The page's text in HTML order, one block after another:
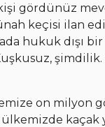
gördünüz
keçisi ilan
hukuk dışı
şimdilik.
on milyon
kaçak